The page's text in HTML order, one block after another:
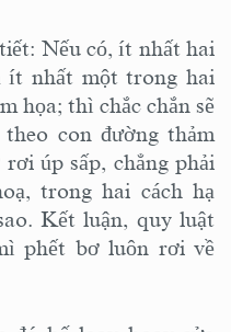
Nếu có, ít nhất hai
ít nhất một trong hai
họa; thì chắc chắn sẽ
con đường thảm
úp sấp, chẳng phải
trong hai cách hạ
Kết luận, quy luật
phết bơ luôn rơi về